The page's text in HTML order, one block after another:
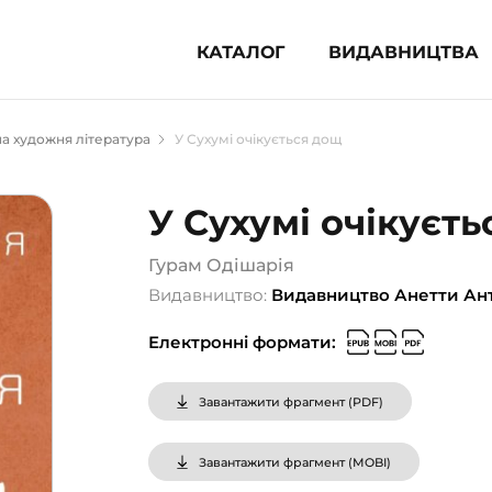
КАТАЛОГ ВИДАВНИЦТВА
література (1854)
для підлітків (240)
популярна література (1015)
література та посібники
сертифікати (1)
художня література У Сухумі очікується дощ
У Сухумі
Гурам Одішарія
Видавництво: Видавництво Анетти
Електронні формати:
Завантажити фрагмент (PDF)
Завантажити фрагмент (MOBI)